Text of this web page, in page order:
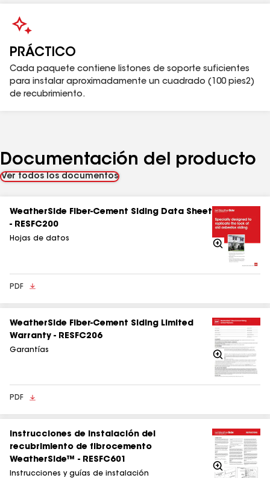
SOPORTE
DE 14"
(PARA
TEJAS
PROFILE Y
EMPHASIS
PRÁCTICO
Cada paquete contiene listones de soporte suficientes
para instalar aproximadamente un cuadrado (100 pies2)
de recubrimiento.
Documentación del producto
Ver todos los documentos
WeatherSide Fiber-Cement Siding Data Sheet
- RESFC200
Hojas de datos Acercarse
PDF
WeatherSide Fiber-Cement Siding Limited
Warranty - RESFC206
Garantías Acercarse
PDF
Instrucciones de instalación del
recubrimiento de fibrocemento
WeatherSide™ - RESFC601
Instrucciones y guías de instalación
Acercarse